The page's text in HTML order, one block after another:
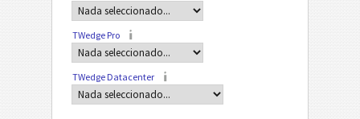
TWedge Pro
TWedge Datacenter